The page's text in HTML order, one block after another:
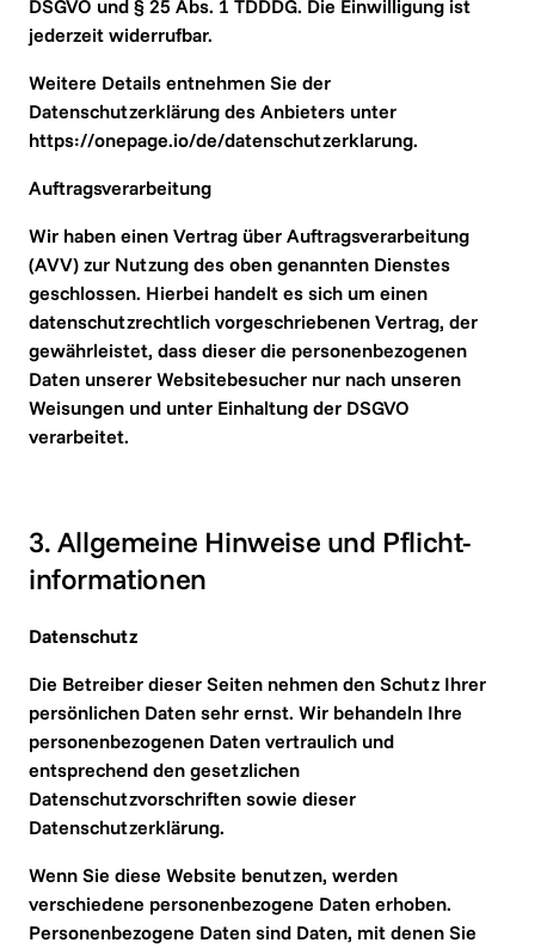
DSGVO und § 25 Abs. 1 TDDDG. Die Einwilligung ist
jederzeit widerrufbar.
Weitere Details entnehmen Sie der
Datenschutzerklärung des Anbieters unter
https://onepage.io/de/datenschutzerklarung.
Auftragsverarbeitung
Wir haben einen Vertrag über Auftragsverarbeitung
(AVV) zur Nutzung des oben genannten Dienstes
geschlossen. Hierbei handelt es sich um einen
datenschutzrechtlich vorgeschriebenen Vertrag, der
gewährleistet, dass dieser die personenbezogenen
Daten unserer Websitebesucher nur nach unseren
Weisungen und unter Einhaltung der DSGVO
verarbeitet.
3. Allgemeine Hinweise und Pflicht­
informationen
Datenschutz
Die Betreiber dieser Seiten nehmen den Schutz Ihrer
persönlichen Daten sehr ernst. Wir behandeln Ihre
personenbezogenen Daten vertraulich und
entsprechend den gesetzlichen
Datenschutzvorschriften sowie dieser
Datenschutzerklärung.
Wenn Sie diese Website benutzen, werden
verschiedene personenbezogene Daten erhoben.
Personenbezogene Daten sind Daten, mit denen Sie